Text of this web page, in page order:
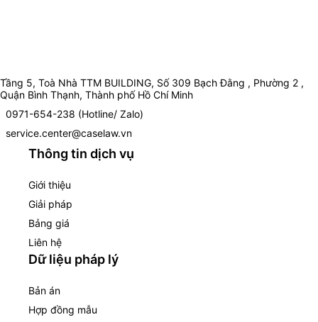
Tầng 5, Toà Nhà TTM BUILDING, Số 309 Bạch Đằng , Phường 2 ,
Quận Bình Thạnh, Thành phố Hồ Chí Minh
0971-654-238 (Hotline/ Zalo)
service.center@caselaw.vn
Thông tin dịch vụ
Giới thiệu
Giải pháp
Bảng giá
Liên hệ
Dữ liệu pháp lý
Bản án
Hợp đồng mẫu